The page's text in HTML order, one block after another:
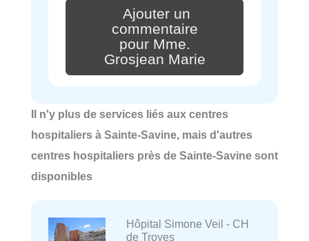
Ajouter un
commentaire
pour Mme.
Grosjean Marie
Il n'y plus de services liés aux centres
hospitaliers à Sainte-Savine, mais d'autres
centres hospitaliers près de Sainte-Savine sont
disponibles
Hôpital Simone Veil - CH
de Troyes